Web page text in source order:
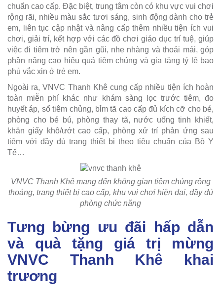
chuẩn cao cấp. Đặc biệt, trung tâm còn có khu vực vui chơi
rộng rãi, nhiều màu sắc tươi sáng, sinh động dành cho trẻ
em, liên tục cập nhật và nâng cấp thêm nhiều tiện ích vui
chơi, giải trí, kết hợp với các đồ chơi giáo dục trí tuệ, giúp
việc đi tiêm trở nên gần gũi, nhẹ nhàng và thoải mái, góp
phần nâng cao hiệu quả tiêm chủng và gia tăng tỷ lệ bao
phủ vắc xin ở trẻ em.
Ngoài ra, VNVC Thanh Khê cung cấp nhiều tiện ích hoàn
toàn miễn phí khác như khám sàng lọc trước tiêm, đo
huyết áp, sổ tiêm chủng, bỉm tã cao cấp đủ kích cỡ cho bé,
phòng cho bé bú, phòng thay tã, nước uống tinh khiết,
khăn giấy khô/ướt cao cấp, phòng xử trí phản ứng sau
tiêm với đầy đủ trang thiết bị theo tiêu chuẩn của Bộ Y
Tế…
VNVC Thanh Khê mang đến không gian tiêm chủng rộng
thoáng, trang thiết bị cao cấp, khu vui chơi hiện đại, đầy đủ
phòng chức năng
Tưng bừng ưu đãi hấp dẫn
và quà tặng giá trị mừng
VNVC Thanh Khê khai
trương